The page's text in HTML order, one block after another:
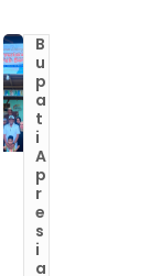
B
u
p
a
t
i
A
p
r
e
s
i
a